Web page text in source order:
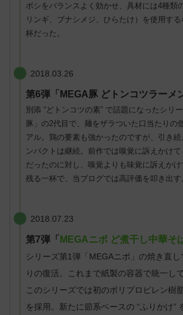
ボシをバランスよく効かせ、具材には4種類
リンギ、ブナシメジ、ひらたけ）を使用す
杯だった。
2018.03.26
第6弾「MEGA豚 どトンコツラーメ
別添 “どトンコツの素” で話題になったシリ
豚」の2代目で、麺をザラついた口当たりの
アル。鶏の要素も強かったのですが、引き
ンパクトは継続。前作では嗅覚に訴えかけ
だったのに対し、嗅覚よりも味覚に訴えか
残る一杯で、当ブログでは高評価を叩き出す
2018.07.23
第7弾「 MEGAニボ ど煮干し中華そ
シリーズ第1弾「MEGAニボ」の焼き直
りの復活。これまで紙製の容器で統一し
このシリーズでは初のポリプロピレン樹
を採用。新たに節系ベースの “ふりかけ”